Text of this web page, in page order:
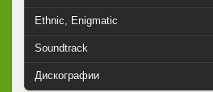
Ethnic, Enigmatic
Soundtrack
Дискографии